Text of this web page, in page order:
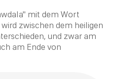
mit dem Wort
zwischen dem heiligen
und zwar am
am Ende von